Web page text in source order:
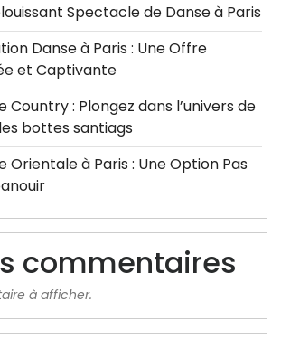
Spectacle de Danse à Paris
Danse à Paris : Une Offre
et Captivante
Country : Plongez dans l’univers de
bottes santiags
Orientale à Paris : Une Option Pas
commentaires
à afficher.